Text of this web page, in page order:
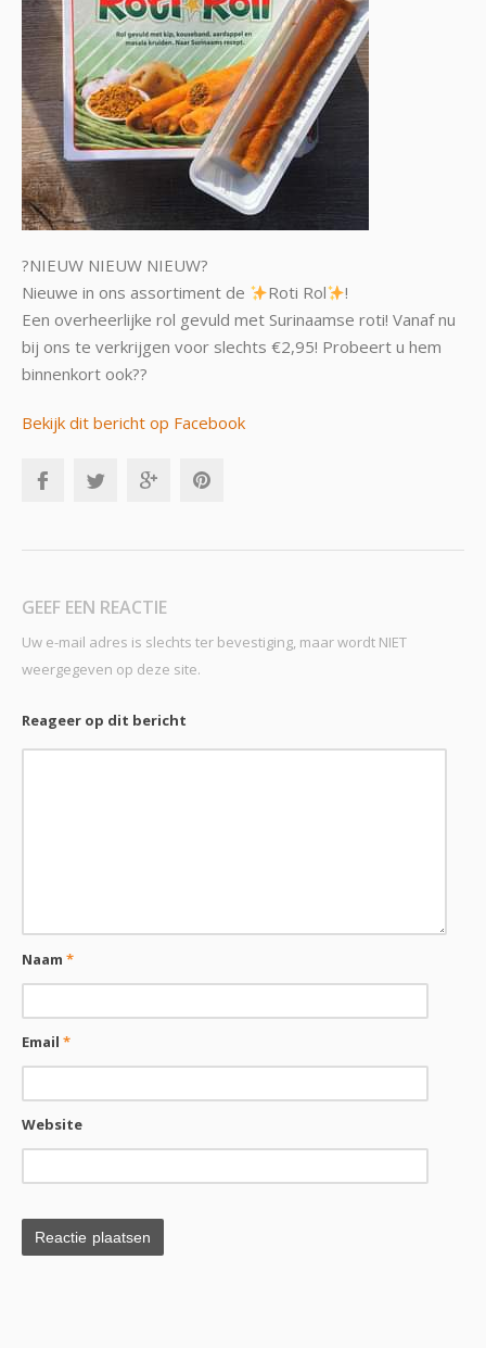
?NIEUW NIEUW NIEUW?
Nieuwe in ons assortiment de
Roti Rol
!
Een overheerlijke rol gevuld met Surinaamse roti! Vanaf nu
bij ons te verkrijgen voor slechts €2,95! Probeert u hem
binnenkort ook??
Bekijk dit bericht op Facebook
GEEF EEN REACTIE
Uw e-mail adres is slechts ter bevestiging, maar wordt NIET
weergegeven op deze site.
Reageer op dit bericht
Naam*
Email*
Website